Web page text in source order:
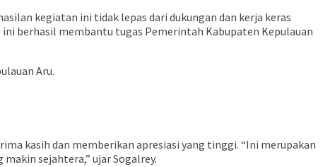
kegiatan ini tidak lepas dari dukungan dan kerja keras
berhasil membantu tugas Pemerintah Kabupaten Kepulauan
Aru.
kasih dan memberikan apresiasi yang tinggi. “Ini merupakan
sejahtera,” ujar Sogalrey.